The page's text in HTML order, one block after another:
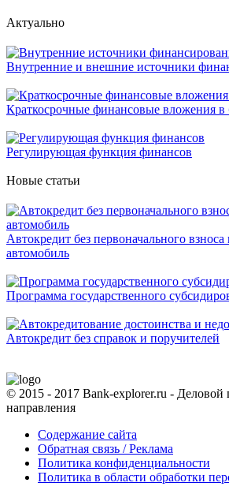
Актуально
Внутренние и внешние источники
Краткосрочные финансовые вложения в
Регулирующая функция финансов
Новые статьи
Автокредит без первоначального
автомобиль
Программа государственного
Автокредит без справок и поручителей
© 2015 - 2017 Bank-explorer.ru - Деловой
направления
Содержание сайта
Обратная связь / Реклама
Политика конфиденциальности
Политика в области обработки